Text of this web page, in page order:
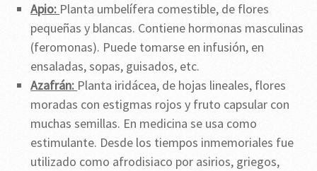
Apio: Planta umbelífera comestible, de flores
pequeñas y blancas. Contiene hormonas masculinas
(feromonas). Puede tomarse en infusión, en
ensaladas, sopas, guisados, etc.
Azafrán: Planta iridácea, de hojas lineales, flores
moradas con estigmas rojos y fruto capsular con
muchas semillas. En medicina se usa como
estimulante. Desde los tiempos inmemoriales fue
utilizado como afrodisiaco por asirios, griegos,